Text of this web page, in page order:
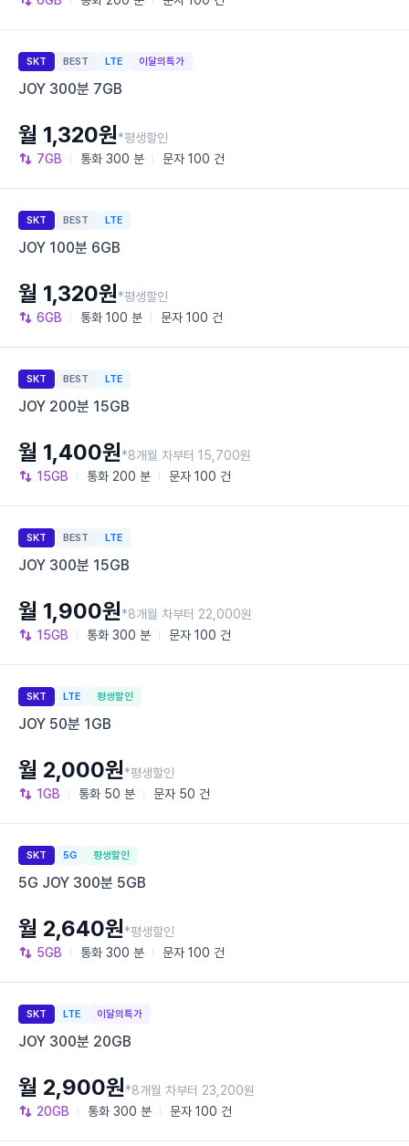
SKT BEST LTE 이달의특가
JOY 300분 7GB
7GB 통화 300 분 문자 100 건
월 1,320원*평생할인
SKT BEST LTE
JOY 100분 6GB
6GB 통화 100 분 문자 100 건
월 1,320원*평생할인
SKT BEST LTE
JOY 200분 15GB
15GB 통화 200 분 문자 100 건
월 1,400원*8개월 차부터 15,700원
SKT BEST LTE
JOY 300분 15GB
15GB 통화 300 분 문자 100 건
월 1,900원*8개월 차부터 22,000원
SKT LTE 평생할인
JOY 50분 1GB
1GB 통화 50 분 문자 50 건
월 2,000원*평생할인
SKT 5G 평생할인
5G JOY 300분 5GB
5GB 통화 300 분 문자 100 건
월 2,640원*평생할인
SKT LTE 이달의특가
JOY 300분 20GB
20GB 통화 300 분 문자 100 건
월 2,900원*8개월 차부터 23,200원